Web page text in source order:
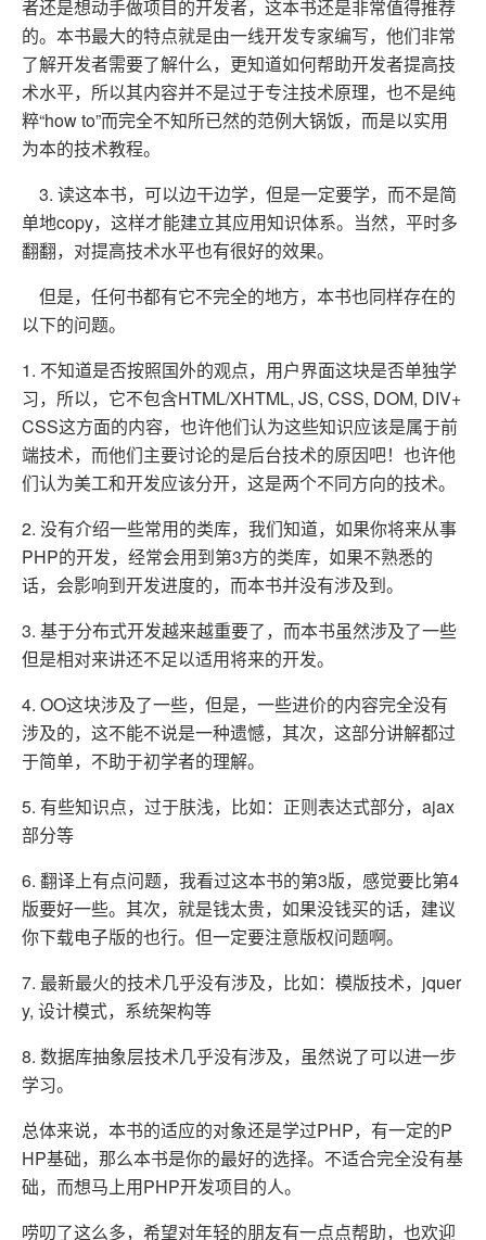
者还是想动手做项目的开发者，这本书还是非常值得推荐
的。本书最大的特点就是由一线开发专家编写，他们非常
了解开发者需要了解什么，更知道如何帮助开发者提高技
术水平，所以其内容并不是过于专注技术原理，也不是纯
粹“how to”而完全不知所已然的范例大锅饭，而是以实用
为本的技术教程。
3. 读这本书，可以边干边学，但是一定要学，而不是简
单地copy，这样才能建立其应用知识体系。当然，平时多
翻翻，对提高技术水平也有很好的效果。
但是，任何书都有它不完全的地方，本书也同样存在的
以下的问题。
1. 不知道是否按照国外的观点，用户界面这块是否单独学
习，所以，它不包含HTML/XHTML, JS, CSS, DOM, DIV+
CSS这方面的内容，也许他们认为这些知识应该是属于前
端技术，而他们主要讨论的是后台技术的原因吧！也许他
们认为美工和开发应该分开，这是两个不同方向的技术。
2. 没有介绍一些常用的类库，我们知道，如果你将来从事
PHP的开发，经常会用到第3方的类库，如果不熟悉的
话，会影响到开发进度的，而本书并没有涉及到。
3. 基于分布式开发越来越重要了，而本书虽然涉及了一些
但是相对来讲还不足以适用将来的开发。
4. OO这块涉及了一些，但是，一些进价的内容完全没有
涉及的，这不能不说是一种遗憾，其次，这部分讲解都过
于简单，不助于初学者的理解。
5. 有些知识点，过于肤浅，比如：正则表达式部分，ajax
部分等
6. 翻译上有点问题，我看过这本书的第3版，感觉要比第4
版要好一些。其次，就是钱太贵，如果没钱买的话，建议
你下载电子版的也行。但一定要注意版权问题啊。
7. 最新最火的技术几乎没有涉及，比如：模版技术，jquer
y, 设计模式，系统架构等
8. 数据库抽象层技术几乎没有涉及，虽然说了可以进一步
学习。
总体来说，本书的适应的对象还是学过PHP，有一定的P
HP基础，那么本书是你的最好的选择。不适合完全没有基
础，而想马上用PHP开发项目的人。
唠叨了这么多，希望对年轻的朋友有一点点帮助，也欢迎